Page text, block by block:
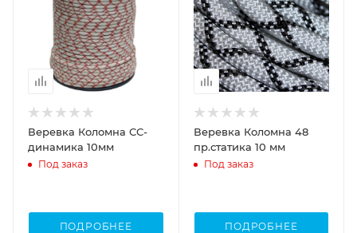
Веревка Коломна СС-
динамика 10мм
Под заказ
ПОДРОБНЕЕ
Веревка Коломна 48
пр.статика 10 мм
Под заказ
ПОДРОБНЕЕ